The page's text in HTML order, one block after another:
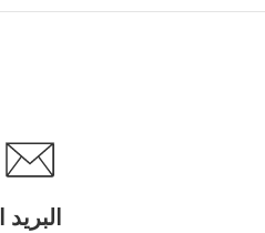
البريد ا